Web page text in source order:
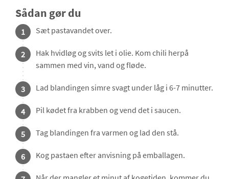
Sådan gør du
1 Sæt pastavandet over.
2
Hak hvidløg og svits let i olie. Kom chili herpå
sammen med vin, vand og fløde.
3 Lad blandingen simre svagt under låg i 6-7 minutter.
4 Pil kødet fra krabben og vend det i saucen.
5 Tag blandingen fra varmen og lad den stå.
6 Kog pastaen efter anvisning på emballagen.